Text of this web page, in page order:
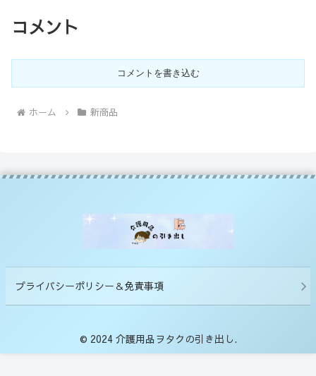
コメント
コメントを書き込む
ホーム 新商品
プライバシーポリシー＆免責事項
© 2024 介護用品ヲタクの引き出し.